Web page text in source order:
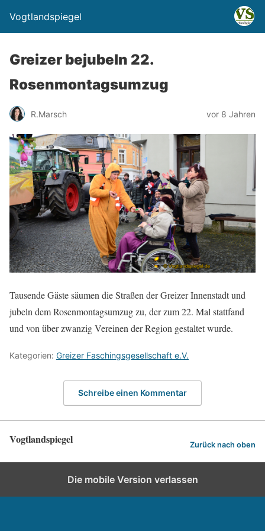
Vogtlandspiegel
Greizer bejubeln 22.
Rosenmontagsumzug
R.Marsch vor 8 Jahren
Tausende Gäste säumen die Straßen der Greizer Innenstadt und
jubeln dem Rosenmontagsumzug zu, der zum 22. Mal stattfand
und von über zwanzig Vereinen der Region gestaltet wurde.
Kategorien: Greizer Faschingsgesellschaft e.V.
Schreibe einen Kommentar
Vogtlandspiegel Zurück nach oben
Die mobile Version verlassen